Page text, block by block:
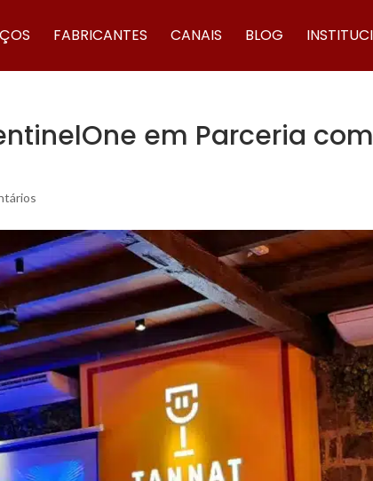
FABRICANTES CANAIS BLOG
em Parceria